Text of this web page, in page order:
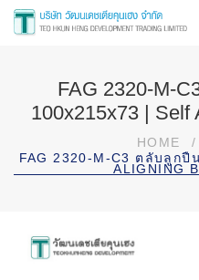
FAG 2320-M-
100x215x73 | Self
HOME /
FAG 2320-M-C3 ตลับลูกปื
ALIGNING